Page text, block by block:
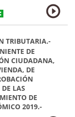
TRIBUTARIA.-
DE
CIUDADANA,
DE
LAS
DE
2019.-